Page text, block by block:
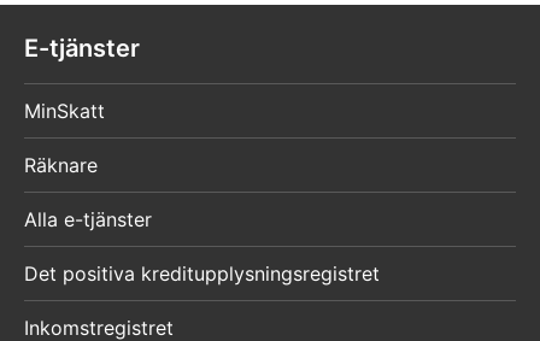
E-tjänster
MinSkatt
Räknare
Alla e-tjänster
Det positiva kreditupplysningsregistret
Inkomstregistret